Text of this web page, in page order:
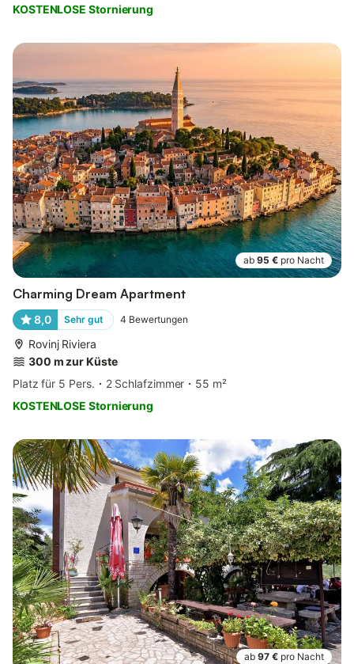
KOSTENLOSE Stornierung
ab 95 € pro Nacht
Charming Dream Apartment
8,0 Sehr gut 4 Bewertungen
Rovinj Riviera
300 m zur Küste
Platz für 5 Pers.
2 Schlafzimmer
55 m²
KOSTENLOSE Stornierung
ab 97 € pro Nacht